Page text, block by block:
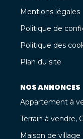
Mentions légales
Politique de
Politique des
Plan du site
NOS ANNONCES
Appartement à
Terrain à vendre,
Maison de village